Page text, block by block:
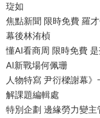
琁如
焦點新聞 限時免費 羅
幕後林洧楨
懂AI看商周 限時免費
AI新戰場何佩珊
人物特寫 尹衍樑謝幕
解課題編輯處
特別企劃 邊緣勞力變